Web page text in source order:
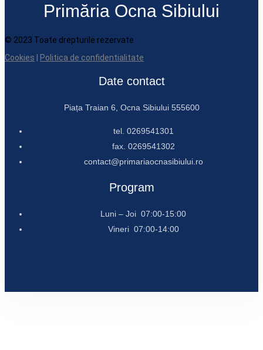
Primăria Ocna Sibiului
© 2023 Toate drepturile rezervate
Cookies
Politica de confidentialitate
Date contact
Piața Traian 6, Ocna Sibiului 555600
tel. 0269541301
fax. 0269541302
contact@primariaocnasibiului.ro
Program
Luni – Joi 07:00-15:00
Vineri 07:00-14:00